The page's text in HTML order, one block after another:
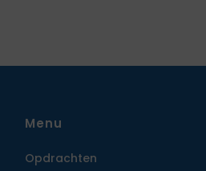
Menu
Opdrachten